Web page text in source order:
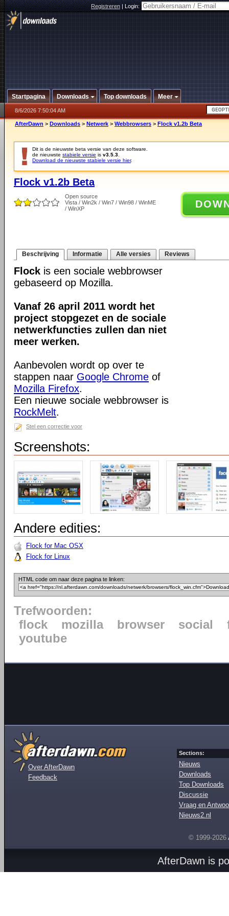
Registreren|Login:
Startpagina Downloads Top downloads Meer
8/6/2026 7:50:04 AM
AfterDawn > Downloads > Netwerk > Webbrowsers > Flock v1.2b Beta
Dit is de nieuwste beta versie van deze software.
de nieuwste stabiele versie is v3.5.3
Download de nieuwste stabiele versie hier.
Flock v1.2b Beta
Open source
Vista / Win2k / Win7 / Win98 / WinME
/ WinXP
Beschrijving Informatie Alle versies Reviews
Flock is een sociale webbrowser
gebaseerd op Mozilla.
Vanaf 26 april 2011 wordt het
project stopgezet en de sociale
netwerkfuncties zullen dan niet
meer werken.
Aanbevolen wordt op over te
stappen naar Google Chrome of
Mozilla Firefox.
Een nieuwe sociale webbrowser is
RockMelt.
Stel een correctie voor
Screenshots:
Andere edities:
Flock for Mac OSX
Flock for Linux
HTML code om naar deze pagina te linken:
Trefwoorden:
flock
mozilla browser social
youtube
Over AfterDawn
Feedback
Sections:
Nieuws
Downloads
Top Downloads
Discussie
Vraag en
Nieuws2.nl
© 1999-2026
AfterDawn is